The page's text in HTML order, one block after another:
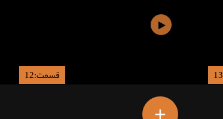
قسمت:12
+